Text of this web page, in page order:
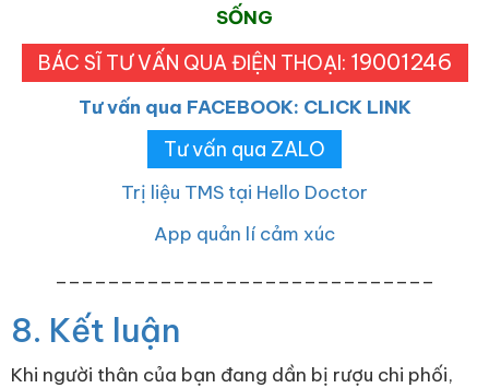
SỐNG
BÁC SĨ TƯ VẤN QUA ĐIỆN THOẠI: 19001246
Tư vấn qua FACEBOOK: CLICK LINK
Tư vấn qua ZALO
Trị liệu TMS tại Hello Doctor
App quản lí cảm xúc
8. Kết luận
Khi người thân của bạn đang dần bị rượu chi phối,